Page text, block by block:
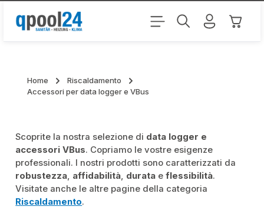
Passa al contenuto principale Il
Home
Riscaldamento
Accessori per data logger e VBus
Scoprite la nostra selezione di data logger e
accessori VBus. Copriamo le vostre esigenze
professionali. I nostri prodotti sono caratterizzati da
robustezza, affidabilità, durata eflessibilità.
Visitate anche le altre pagine della categoria
Riscaldamento.